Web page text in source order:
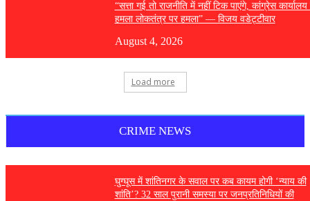
“सत्ता गई तो राजनीति में नहीं टिक पाएंगे, कांग्रेस कार्यालय
हमला लोकतंत्र पर हमला” — विजय वडेट्टीवार
August 4, 2026
Load more
CRIME NEWS
घुग्घूस में शांतिनगर के सवाल पर कब कायम होगी ‘न्याय की
शांति’? 32 साल पुरानी समस्या पर जनप्रतिनिधियों की